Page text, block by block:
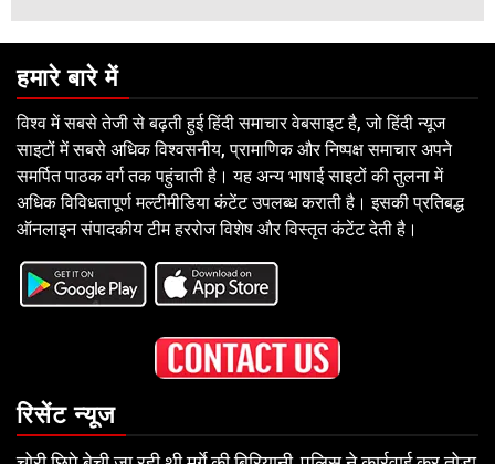
हमारे बारे में
विश्व में सबसे तेजी से बढ़ती हुई हिंदी समाचार वेबसाइट है, जो हिंदी न्यूज
साइटों में सबसे अधिक विश्वसनीय, प्रामाणिक और निष्पक्ष समाचार अपने
समर्पित पाठक वर्ग तक पहुंचाती है। यह अन्य भाषाई साइटों की तुलना में
अधिक विविधतापूर्ण मल्टीमीडिया कंटेंट उपलब्ध कराती है। इसकी प्रतिबद्ध
ऑनलाइन संपादकीय टीम हररोज विशेष और विस्तृत कंटेंट देती है।
रिसेंट न्यूज